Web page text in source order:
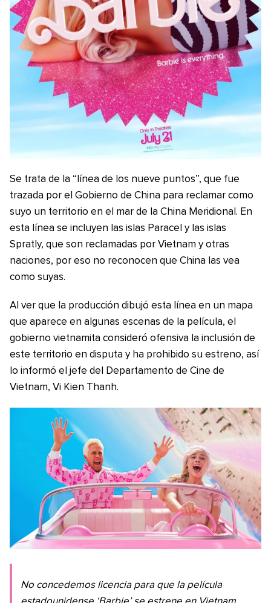
Se trata de la “línea de los nueve puntos”, que fue
trazada por el Gobierno de China para reclamar como
suyo un territorio en el mar de la China Meridional. En
esta línea se incluyen las islas Paracel y las islas
Spratly, que son reclamadas por Vietnam y otras
naciones, por eso no reconocen que China las vea
como suyas.
Al ver que la producción dibujó esta línea en un mapa
que aparece en algunas escenas de la película, el
gobierno vietnamita consideró ofensiva la inclusión de
este territorio en disputa y ha prohibido su estreno, así
lo informó el jefe del Departamento de Cine de
Vietnam, Vi Kien Thanh.
No concedemos licencia para que la película